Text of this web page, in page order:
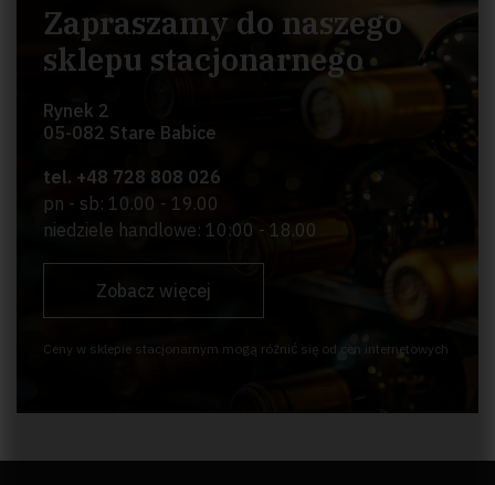
Zapraszamy do naszego
sklepu stacjonarnego
Rynek 2
05-082 Stare Babice
tel. +48 728 808 026
pn - sb: 10.00 - 19.00
niedziele handlowe: 10:00 - 18.00
Zobacz więcej
Ceny w sklepie stacjonarnym mogą różnić się od cen internetowych